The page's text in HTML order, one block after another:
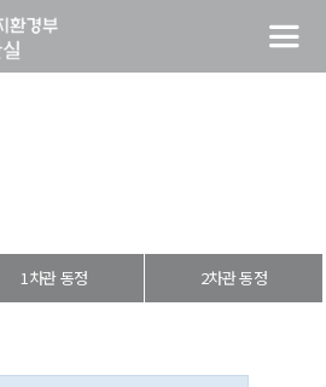
1차관 동정 2차관 동정